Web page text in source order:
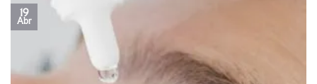
19
Abr